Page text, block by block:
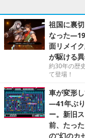
祖国に裏
なった
面リメイ
が駆ける
約30年の歴
て登場！
車が変形
―41年ぶり
ー。新旧
前、たっ
の“幻のカ